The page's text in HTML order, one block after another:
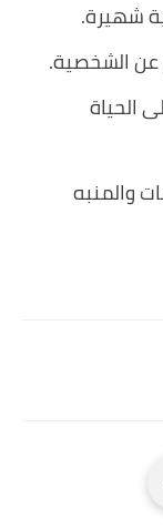
شهيرة.
الشخصية.
الحياة
والمنبه